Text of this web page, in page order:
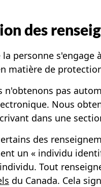
des
personne
matière de
n'obtenons pas
Nous
dans une
des
un « individu
Tout
du Canada. Cela